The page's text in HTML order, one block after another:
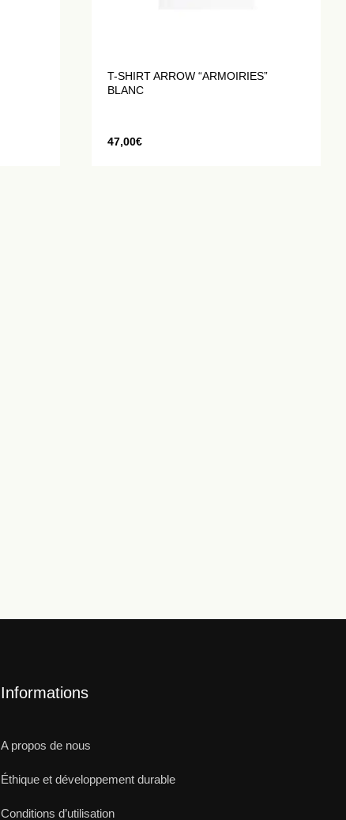
T-SHIRT ARROW “ARMOIRIES”
BLANC
47,00€
Informations
A propos de nous
Éthique et développement durable
Conditions d’utilisation